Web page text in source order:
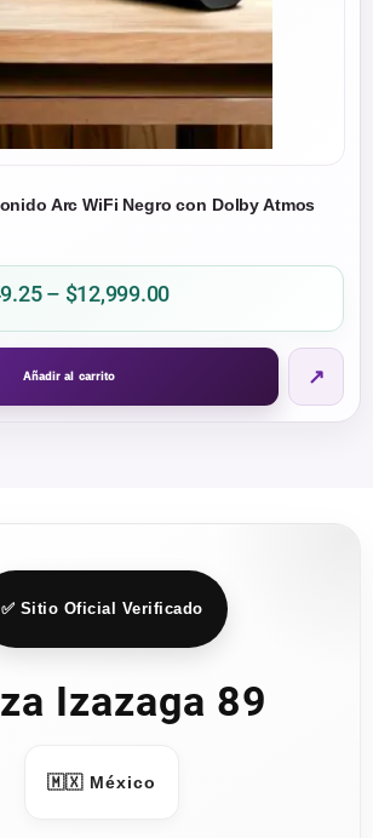
Arc WiFi Negro con Dolby Atmos
– $12,999.00Price
$9,749.25
$12,999.00
Añadir al carrito ↗
✅ Sitio Oficial Verificado
Izazaga 89
🇲🇽 México